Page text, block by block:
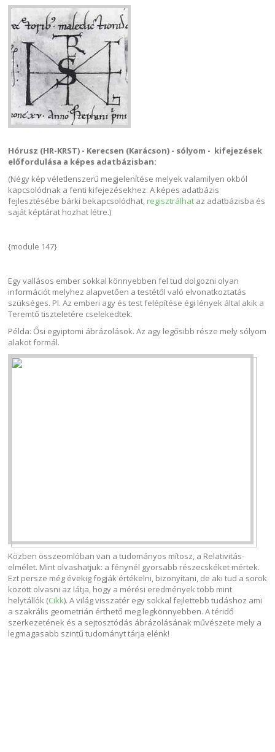
Hórusz (HR-KRST) - Kerecsen (Karácson) - sólyom - kifejezések
előfordulása a képes adatbázisban:
(Négy kép véletlenszerű megjelenítése melyek valamilyen okból
kapcsolódnak a fenti kifejezésekhez. A képes adatbázis
fejlesztésébe bárki bekapcsolódhat, regisztrálhat az adatbázisba és
saját képtárat hozhat létre.)
{module 147}
Egy vallásos ember sokkal könnyebben fel tud dolgozni olyan
információt melyhez alapvetően a testétől való elvonatkoztatás
szükséges. Pl. Az emberi agy és test felépítése égi lények által akik a
Teremtő tiszteletére cselekedtek.
Példa: Ősi egyiptomi ábrázolások. Az agy legősibb része mely sólyom
alakot formál.
Közben összeomlóban van a tudományos mítosz, a Relativitás-
elmélet. Mint olvashatjuk: a fénynél gyorsabb részecskéket mértek.
Ezt persze még évekig fogják értékelni, bizonyítani, de aki tud a sorok
között olvasni az látja, hogy a mérési eredmények több mint
helytállók (Cikk). A világ visszatér egy sokkal fejlettebb tudáshoz ami
a szakrális geometrián érthető meg legkönnyebben. A téridő
szerkezetének és a sejtosztódás ábrázolásának művészete mely a
legmagasabb szintű tudományt tárja elénk!